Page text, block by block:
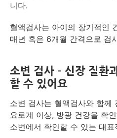
니다.
혈액검사는 아이의 장기적인
매년 혹은 6개월 간격으로 검
소변 검사 – 신장 질환
할 수 있어요
소변 검사는 혈액검사와 함께
요로계 이상, 방광 건강을 확
소변에서 확인할 수 있는 대